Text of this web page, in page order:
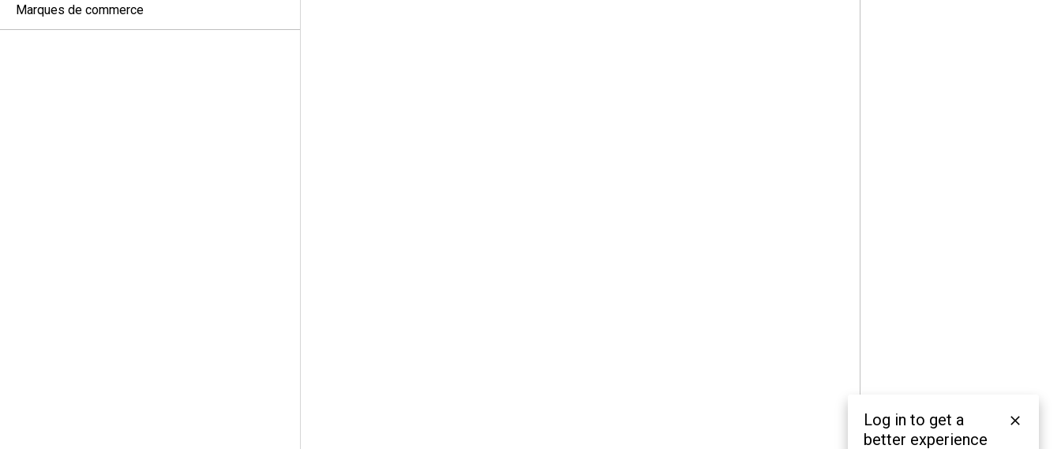
Marques de commerce
Log in to get a
better experience